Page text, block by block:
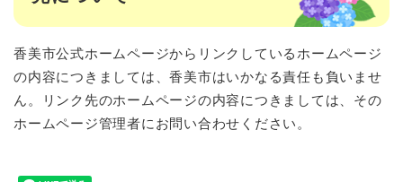
香美市公式ホームページからリンクしているホームページ
の内容につきましては、香美市はいかなる責任も負いませ
ん。リンク先のホームページの内容につきましては、その
ホームページ管理者にお問い合わせください。